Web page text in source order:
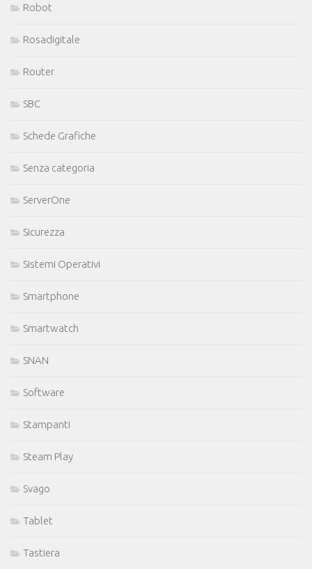
Robot
Rosadigitale
Router
SBC
Schede Grafiche
Senza categoria
ServerOne
Sicurezza
Sistemi Operativi
Smartphone
Smartwatch
SNAN
Software
Stampanti
Steam Play
Svago
Tablet
Tastiera